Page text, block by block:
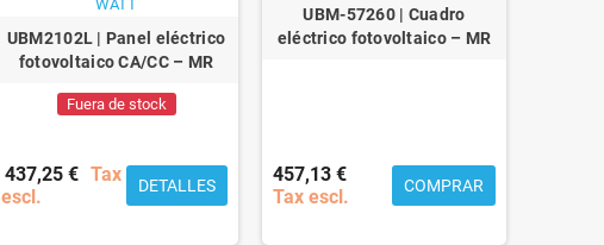
UBM2102L | Panel eléctrico
fotovoltaico CA/CC – MR
Fuera de stock
437,25 € Tax
escl.
DETALLES
UBM-57260 | Cuadro
eléctrico fotovoltaico – MR
457,13 €
Tax escl.
COMPRAR